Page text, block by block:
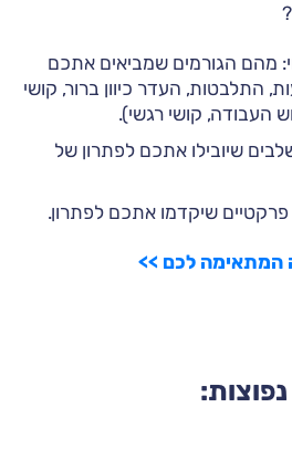
מהם הגורמים שמביאים אתכם
התלבטות, העדר כיוון ברור, קושי
העבודה, קושי רגשי).
שיובילו אתכם לפתרון של
פרקטיים שיקדמו אתכם לפתרון.
המתאימה לכם >>